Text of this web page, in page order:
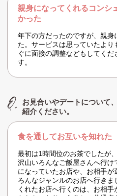
親身になってくれるコンシ
かった
年下の方だったのですが、親身
た。サービスは思っていたよ
ぐに面接の調整などもしてく
す。
お見合いやデートについて
紹介ください。
食を通してお互いを知れた
最初は1時間位のお茶でしたが
沢山いろんなご飯屋さんへ行
になっていたお店や、お相手
ろんなジャンルのお店へ行き
くれたお店へ行くのは、お相